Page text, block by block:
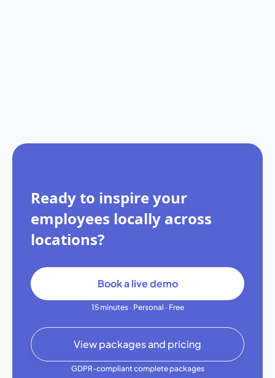
Ready to inspire your
employees locally across
locations?
Book a live demo
15 minutes · Personal · Free
View packages and pricing
GDPR-compliant complete packages